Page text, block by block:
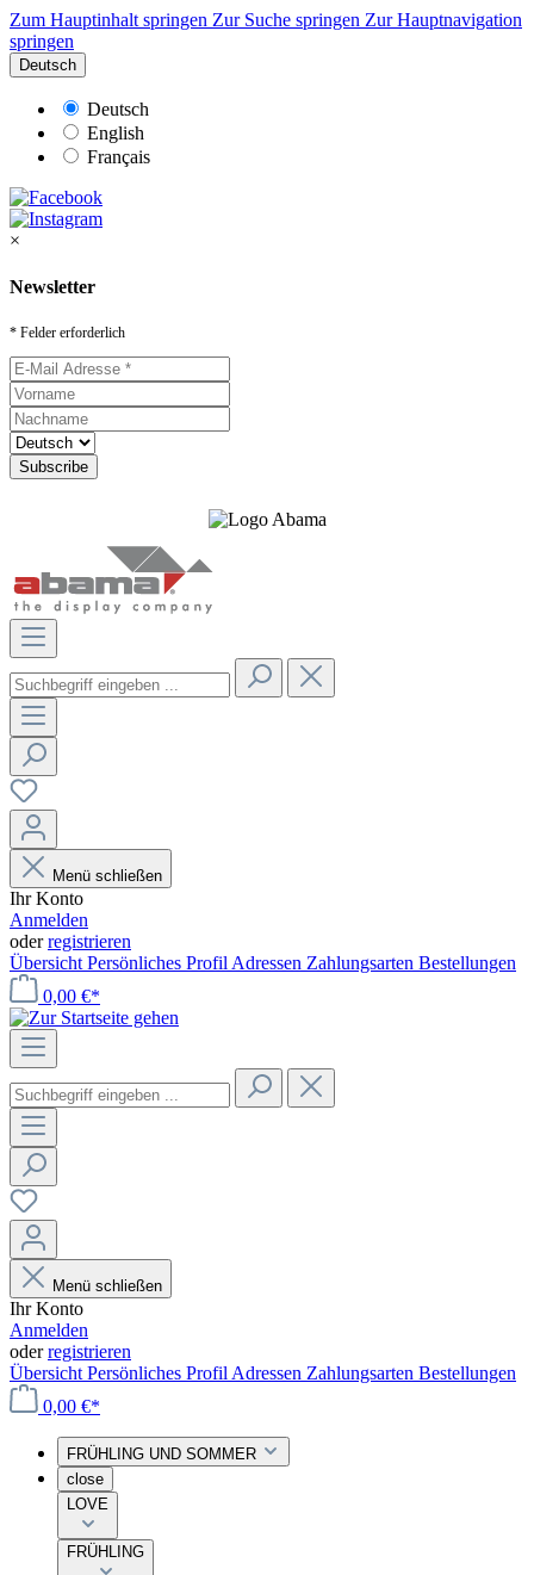
Zum Hauptinhalt springen Zur Suche springen Zur Hauptnavigation
springen
Deutsch
Deutsch
English
Français
×
Newsletter
* Felder erforderlich
Menü schließen
Ihr Konto
Anmelden
oderregistrieren
Übersicht Persönliches Profil Adressen Zahlungsarten Bestellungen
0,00 €*
Menü schließen
Ihr Konto
Anmelden
oderregistrieren
Übersicht Persönliches Profil Adressen Zahlungsarten Bestellungen
0,00 €*
FRÜHLING UND SOMMER
close
LOVE
FRÜHLING